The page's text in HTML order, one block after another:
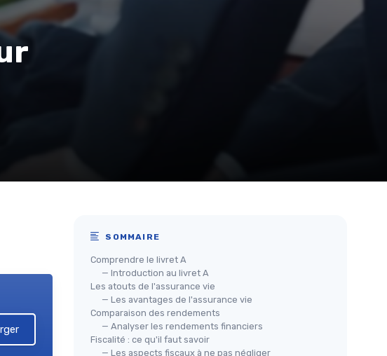
SOMMAIRE
Comprendre le livret A
— Introduction au livret A
Les atouts de l'assurance vie
— Les avantages de l'assurance vie
Comparaison des rendements
— Analyser les rendements financiers
Fiscalité : ce qu'il faut savoir
— Les aspects fiscaux à ne pas négliger